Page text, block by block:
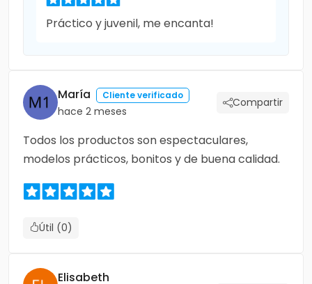
Práctico y juvenil, me encanta!
María Cliente verificado
hace 2 meses
Compartir
Todos los productos son espectaculares,
modelos prácticos, bonitos y de buena calidad.
Útil (0)
Elisabeth